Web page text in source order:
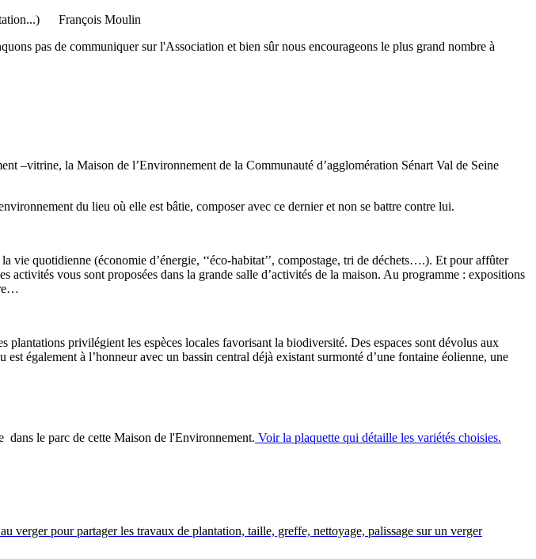
François Moulin
pas de communiquer sur l'Association et bien sûr nous encourageons le plus grand nombre à
–vitrine, la Maison de l’Environnement de la Communauté d’agglomération Sénart Val de Seine
du lieu où elle est bâtie, composer avec ce dernier et non se battre contre lui.
vie quotidienne (économie d’énergie, ‘‘éco-habitat’’, compostage, tri de déchets….). Et pour affûter
activités vous sont proposées dans la grande salle d’activités de la maison. Au programme : expositions
privilégient les espèces locales favorisant la biodiversité. Des espaces sont dévolus aux
également à l’honneur avec un bassin central déjà existant surmonté d’une fontaine éolienne, une
dans le parc de cette Maison de l'Environnement. Voir la plaquette qui détaille les variétés choisies.
verger pour partager les travaux de plantation, taille, greffe, nettoyage, palissage sur un verger